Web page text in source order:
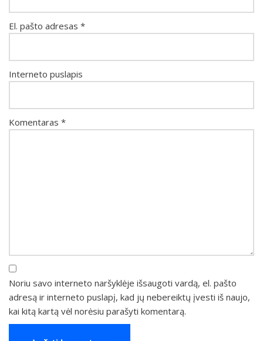
El. pašto adresas *
Interneto puslapis
Komentaras *
Noriu savo interneto naršyklėje išsaugoti vardą, el. pašto
adresą ir interneto puslapį, kad jų nebereiktų įvesti iš naujo,
kai kitą kartą vėl norėsiu parašyti komentarą.